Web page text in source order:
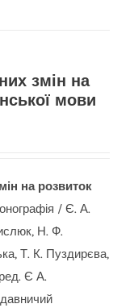
змін на
мови
на розвиток
/ Є. А.
Н. Ф.
Т. К. Пуздирєва,
Є А.